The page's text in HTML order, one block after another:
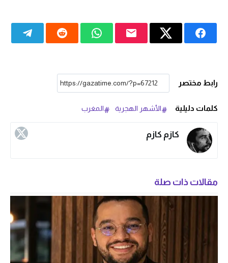
رابط مختصر
كلمات دليلية الأشهر الهجرية المغرب
كازم كازم
مقالات ذات صلة